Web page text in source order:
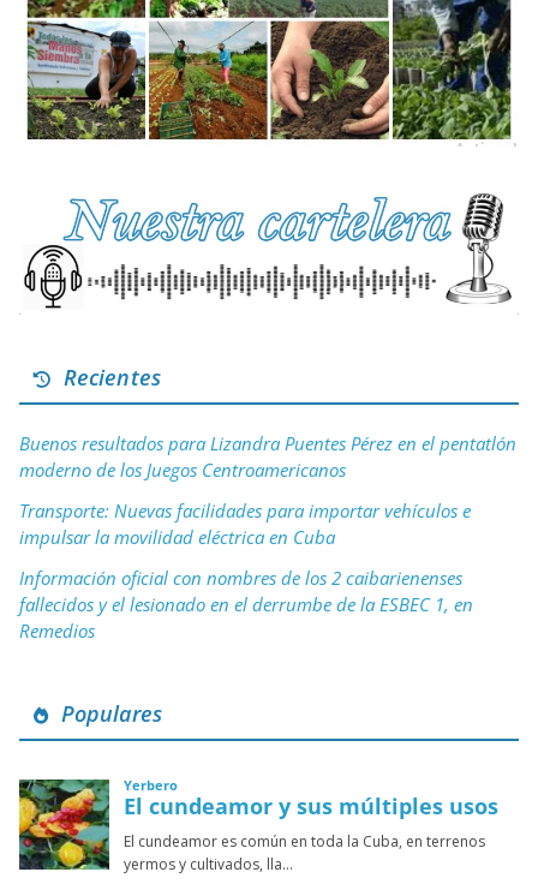
Recientes
Buenos resultados para Lizandra Puentes Pérez en el pentatlón
moderno de los Juegos Centroamericanos
Transporte: Nuevas facilidades para importar vehículos e
impulsar la movilidad eléctrica en Cuba
Información oficial con nombres de los 2 caibarienenses
fallecidos y el lesionado en el derrumbe de la ESBEC 1, en
Remedios
Populares